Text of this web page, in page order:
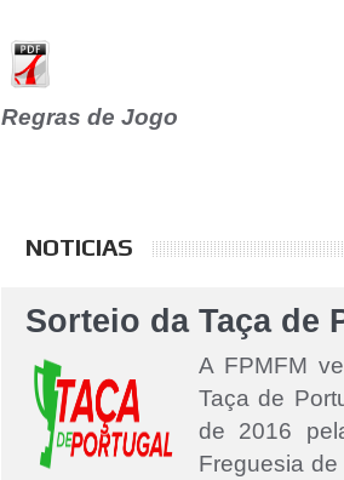
Regras de Jogo
NOTICIAS
Sorteio da Taça de
A FPMFM
Taça de
de 2016
Freguesia